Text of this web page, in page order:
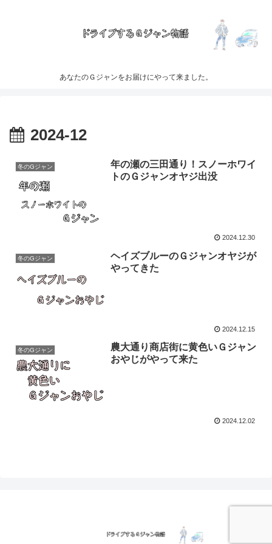
あなたのＧジャンをお届けにやって来ました。
2024-12
冬のGジャン
年の瀬の三田通り！スノーホワイ
トのＧジャンオヤジ出没
2024.12.30
冬のGジャン
ヘイズブルーのＧジャンオヤジが
やってきた
2024.12.15
冬のGジャン
農大通り商店街に黄色いＧジャン
おやじがやって来た
2024.12.02